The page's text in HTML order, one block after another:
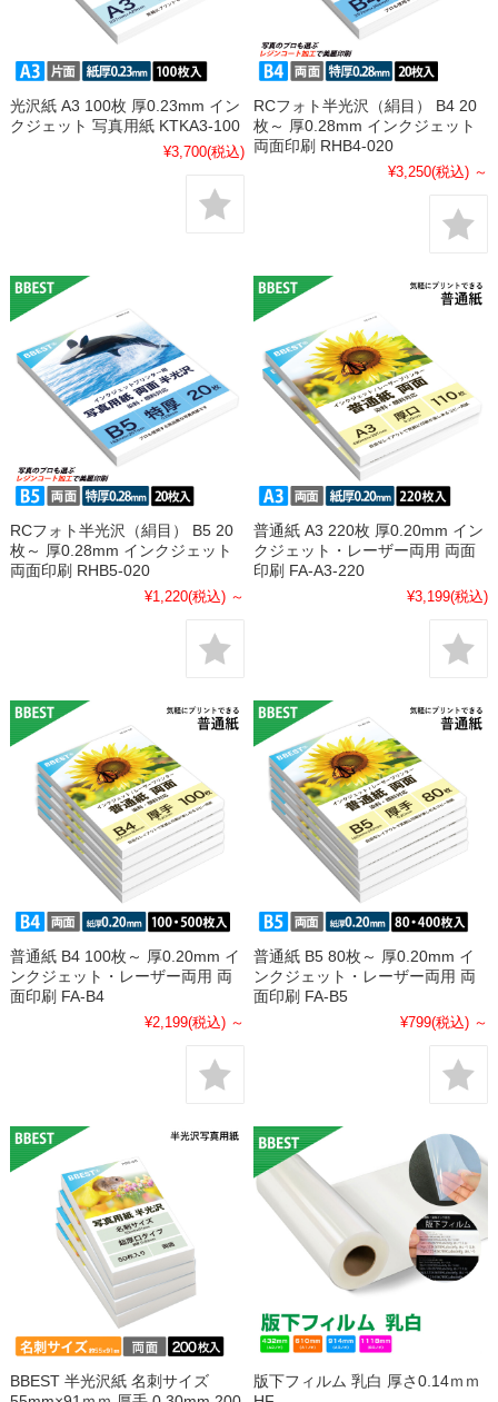
光沢紙 A3 100枚 厚0.23mm イン
クジェット 写真用紙 KTKA3-100
¥3,700(税込)
RCフォト半光沢（絹目） B4 20
枚～ 厚0.28mm インクジェット
両面印刷 RHB4-020
¥3,250(税込) ～
RCフォト半光沢（絹目） B5 20
枚～ 厚0.28mm インクジェット
両面印刷 RHB5-020
¥1,220(税込) ～
普通紙 A3 220枚 厚0.20mm イン
クジェット・レーザー両用 両面
印刷 FA-A3-220
¥3,199(税込)
普通紙 B4 100枚～ 厚0.20mm イ
ンクジェット・レーザー両用 両
面印刷 FA-B4
¥2,199(税込) ～
普通紙 B5 80枚～ 厚0.20mm イ
ンクジェット・レーザー両用 両
面印刷 FA-B5
¥799(税込) ～
BBEST 半光沢紙 名刺サイズ
版下フィルム 乳白 厚さ0.14ｍｍ